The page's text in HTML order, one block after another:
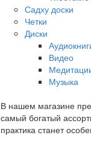
Садху доски
Четки
Диски
Видео
Музыка
В нашем магазине
самый богатый
практика станет